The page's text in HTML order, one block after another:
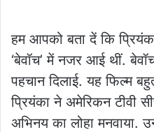
हम आपको बता दें कि
‘बेवॉच’ में नजर आई थीं.
पहचान दिलाई. यह फिल्म
प्रियंका ने अमेरिकन टीवी
अभिनय का लोहा मनवाया.